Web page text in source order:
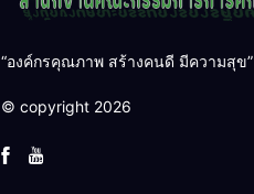
“องค์กรคุณภาพ สร้างคนดี มีความสุข”
© copyright 2026